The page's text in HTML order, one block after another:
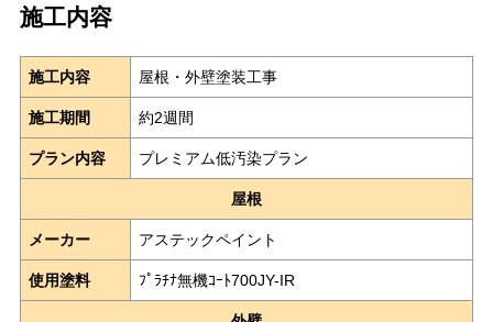
施工内容
施工内容 屋根・外壁塗装工事
施工期間 約2週間
プラン内容 プレミアム低汚染プラン
屋根
メーカー アステックペイント
使用塗料 ﾌﾟﾗﾁﾅ無機ｺｰﾄ700JY-IR